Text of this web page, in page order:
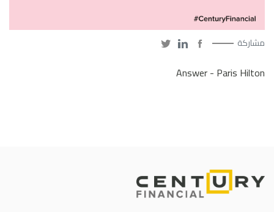
مشاركة
Answer - Paris Hilton